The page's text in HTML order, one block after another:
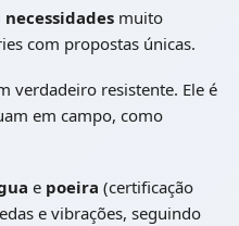
necessidadesmuito
com propostas únicas.
verdadeiro resistente. Ele é
em campo, como
e poeira (certificação
e vibrações, seguindo